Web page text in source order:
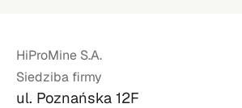
HiProMine S.A.
Siedziba firmy
ul. Poznańska 12F